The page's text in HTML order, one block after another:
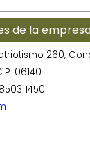
de la
260,
06140
1450